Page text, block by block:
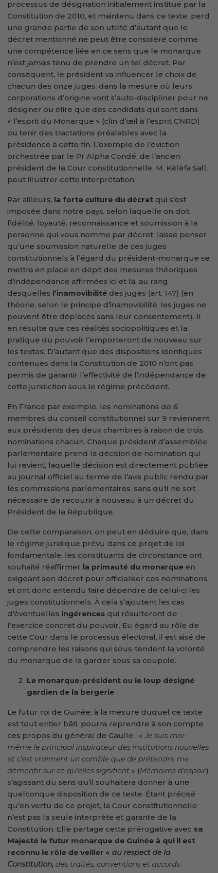
processus de désignation initialement institué par la
Constitution de 2010, et maintenu dans ce texte, perd
une grande partie de son utilité d’autant que le
décret mentionné ne peut être considéré comme
une compétence liée en ce sens que le monarque
n’est jamais tenu de prendre un tel décret. Par
conséquent, le président va influencer le choix de
chacun des onze juges, dans la mesure où leurs
corporations d’origine vont s’auto-discipliner pour ne
désigner ou élire que des candidats qui sont dans
« l’esprit du Monarque » (clin d’œil à l’esprit CNRD)
ou tenir des tractations préalables avec la
présidence à cette fin. L’exemple de l’éviction
orchestrée par le Pr Alpha Condé, de l’ancien
président de la Cour constitutionnelle, M. Kèlèfa Sall,
peut illustrer cette interprétation.
Par ailleurs, la forte culture du décret qui s’est
imposée dans notre pays, selon laquelle on doit
fidélité, loyauté, reconnaissance et soumission à la
personne qui vous nomme par décret, laisse penser
qu’une soumission naturelle de ces juges
constitutionnels à l’égard du président-monarque se
mettra en place en dépit des mesures théoriques
d’indépendance affirmées ici et là, au rang
desquelles l’inamovibilité des juges (art. 147) (en
théorie, selon le principe d’inamovibilité, les juges ne
peuvent être déplacés sans leur consentement). Il
en résulte que ces réalités sociopolitiques et la
pratique du pouvoir l’emporteront de nouveau sur
les textes. D’autant que des dispositions identiques
contenues dans la Constitution de 2010 n’ont pas
permis de garantir l’effectivité de l’indépendance de
cette juridiction sous le régime précédent.
En France par exemple, les nominations de 6
membres du conseil constitutionnel sur 9 reviennent
aux présidents des deux chambres à raison de trois
nominations chacun. Chaque président d’assemblée
parlementaire prend la décision de nomination qui
lui revient, laquelle décision est directement publiée
au journal officiel au terme de l’avis public rendu par
les commissions parlementaires, sans qu’il ne soit
nécessaire de recourir à nouveau à un décret du
Président de la République.
De cette comparaison, on peut en déduire que, dans
le régime juridique prévu dans ce projet de loi
fondamentale, les constituants de circonstance ont
souhaité réaffirmer la primauté du monarque en
exigeant son décret pour officialiser ces nominations,
et ont donc entendu faire dépendre de celui-ci les
juges constitutionnels. À cela s’ajoutent les cas
d’éventuelles ingérences qui résulteront de
l’exercice concret du pouvoir. Eu égard au rôle de
cette Cour dans le processus électoral, il est aisé de
comprendre les raisons qui sous-tendent la volonté
du monarque de la garder sous sa coupole.
Le monarque-président ou le loup désigné
gardien de la bergerie
Le futur roi de Guinée, à la mesure duquel ce texte
est tout entier bâti, pourra reprendre à son compte
ces propos du général de Gaulle : «Je suis moi-
même le principal inspirateur des institutions nouvelles
et c’est vraiment un comble que de prétendre me
démentir sur ce qu’elles signifient » (Mémoires d’espoir)
s’agissant du sens qu’il souhaitera donner à une
quelconque disposition de ce texte. Étant précisé
qu’en vertu de ce projet, la Cour constitutionnelle
n’est pas la seule interprète et garante de la
Constitution. Elle partage cette prérogative avec sa
Majesté le futur monarque de Guinée à qui il est
reconnu le rôle de veiller « au respect de la
Constitution, des traités, conventions et accords